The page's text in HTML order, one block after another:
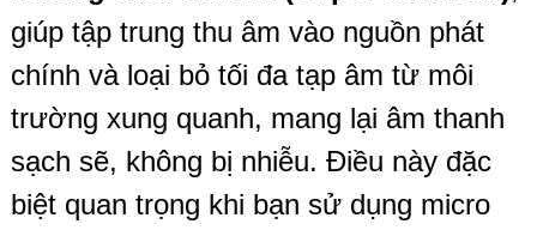
giúp tập trung thu âm vào nguồn phát
chính và loại bỏ tối đa tạp âm từ môi
trường xung quanh, mang lại âm thanh
sạch sẽ, không bị nhiễu. Điều này đặc
biệt quan trọng khi bạn sử dụng micro